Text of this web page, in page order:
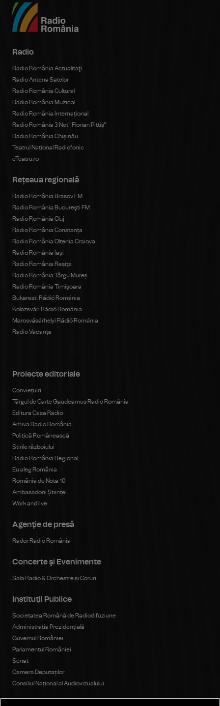
Radio
Radio România Actualitaţi
Radio Antena Satelor
Radio România Cultural
Radio România Muzical
Radio România Internațional
Radio România 3 Net "Florian Pittiş"
Radio România Chișinău
Teatrul Național Radiofonic
eTeatru.ro
Rețeaua regională
Radio România Brașov FM
Radio România Bucureşti FM
Radio România Cluj
Radio România Constanța
Radio România Oltenia Craiova
Radio România Iași
Radio România Reșița
Radio România Târgu Mureș
Radio România Timișoara
Bukaresti Rádió Románia
Kolozsvári Rádió Románia
Marosvásárhelyi Rádió Románia
Radio Vacanța
Proiecte editoriale
Conviețuiri
Târgul de Carte Gaudeamus Radio România
Editura Casa Radio
Arhiva Radio România
Politică Românească
Știrile războiului
Radio România Regional
Eu aleg România
România de Nota 10
Ambasadorii Științei
Work and live
Agenţie de presă
Rador Radio România
Concerte şi Evenimente
Sala Radio & Orchestre și Coruri
Instituţii Publice
Societatea Română de Radiodifuziune
Administrația Prezidențială
Guvernul României
Parlamentul României
Senat
Camera Deputaților
Consiliul Național al Audiovizualului